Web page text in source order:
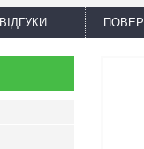
ВІДГУКИ